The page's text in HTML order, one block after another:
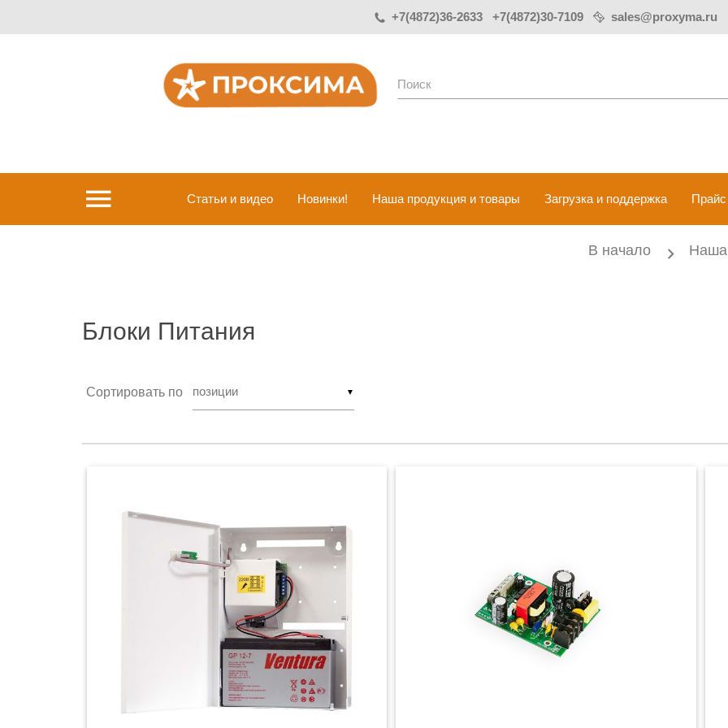
+7(4872)36-2633 +7(4872)30-7109 sales@proxyma.ru
Поиск
menu Статьи и видео Новинки! Наша продукция и товары Загрузка и поддержка
В начало Наша
Блоки Питания
Сортировать по ▼